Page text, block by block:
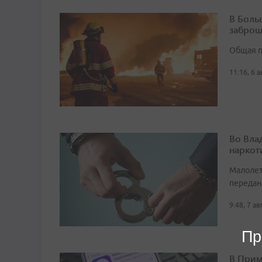
В
Общая
11:16, 6
Во
9:48, 7
В